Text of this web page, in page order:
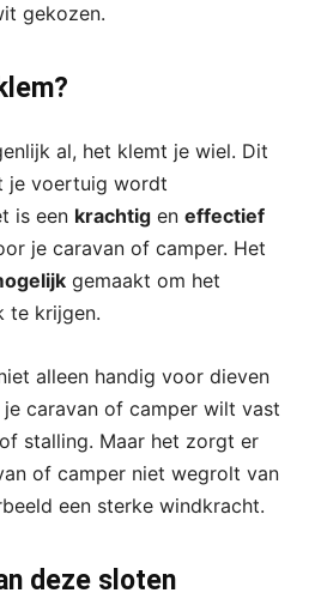
gekozen.
al, het klemt je wiel. Dit
je voertuig wordt
is een krachtig en effectief
je caravan of camper. Het
gemaakt om het
te krijgen.
alleen handig voor dieven
caravan of camper wilt vast
stalling. Maar het zorgt er
of camper niet wegrolt van
een sterke windkracht.
deze sloten